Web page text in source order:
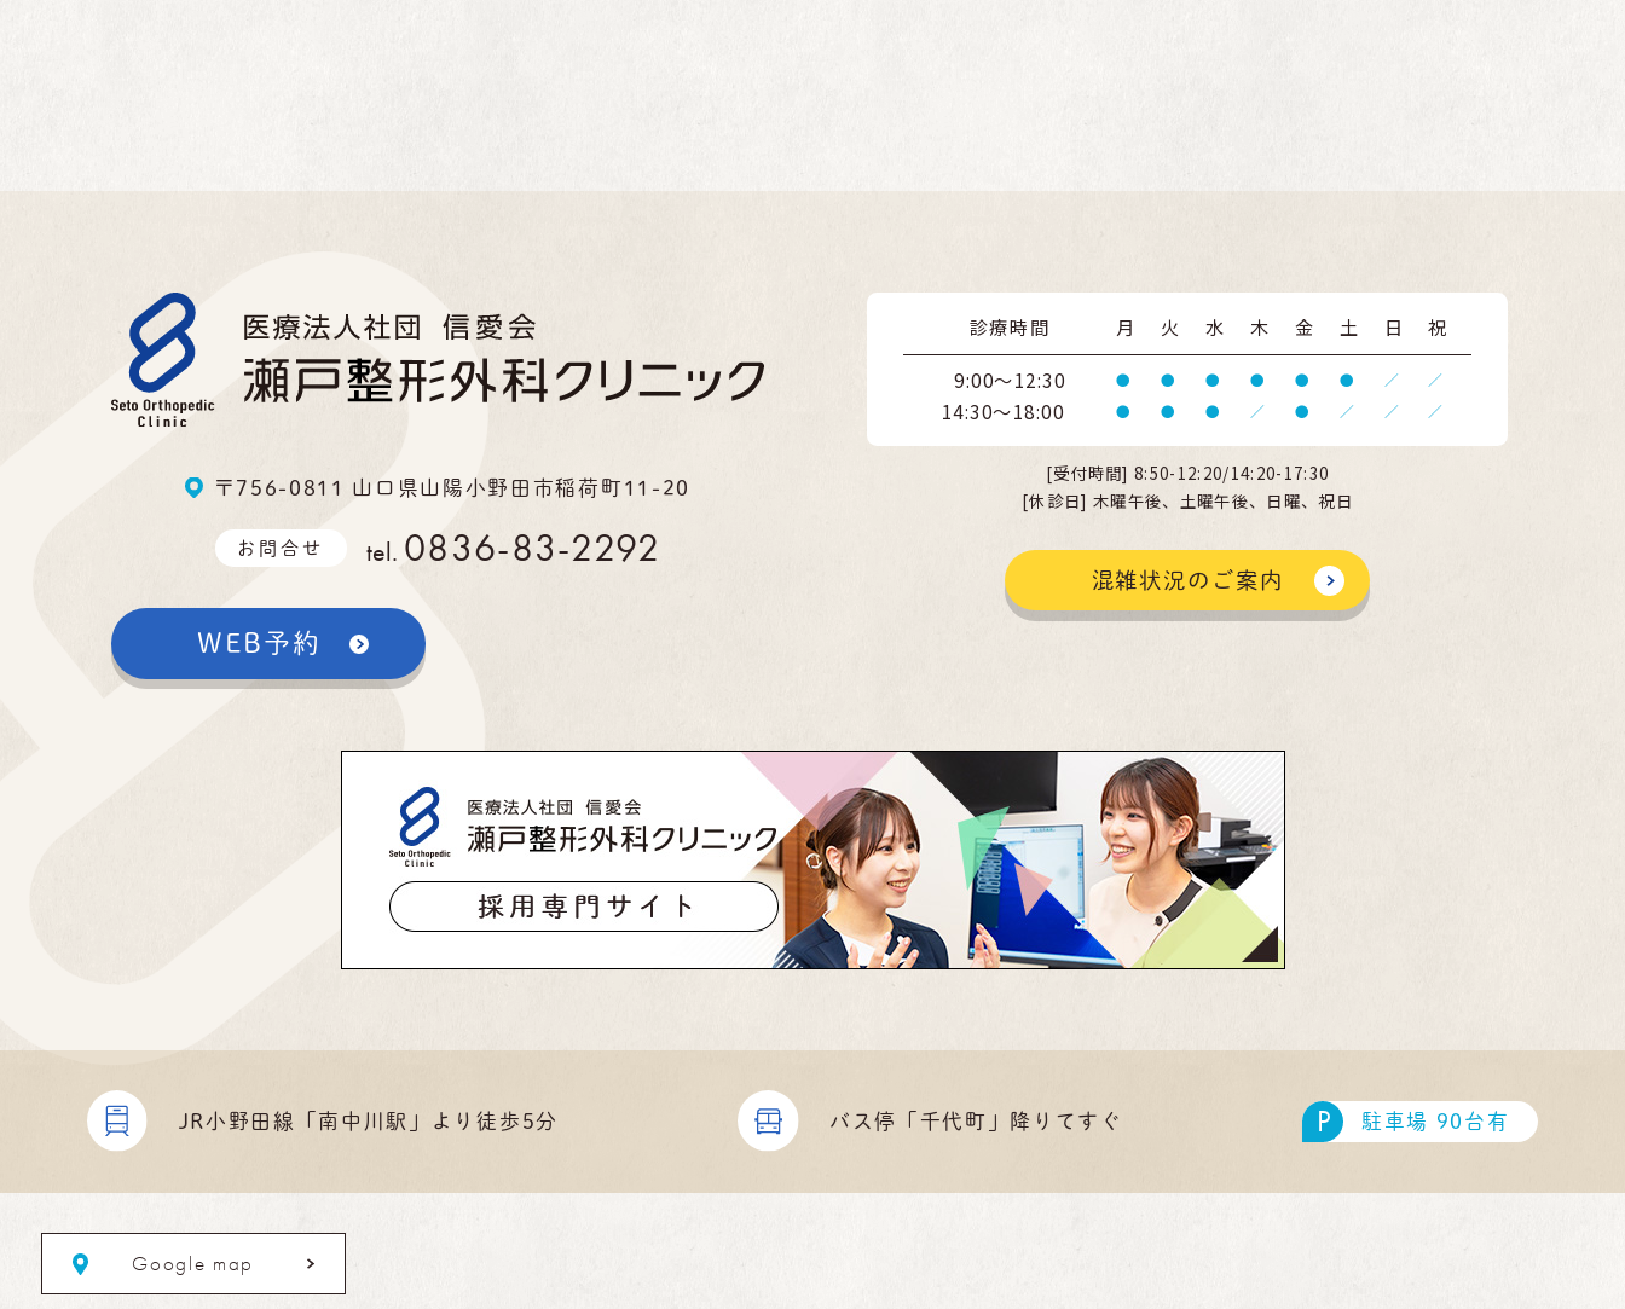
〒756-0811 山口県山陽小野田市稲荷町11-20
お問合せ tel. 0836-83-2292
WEB予約
診療時間 月 火 水 木 金 土 日
祝
9:00～12:30
● ● ● ● ● ● ／ ／
14:30～18:00 ● ● ● ／ ● ／ ／ ／
[受付時間] 8:50-12:20/14:20-17:30
[休診日] 木曜午後、土曜午後、日曜、祝日
混雑状況のご案内
JR小野田線 「南中川駅」より徒歩5分 バス停「千代町」 降りてすぐ P 駐車場 90台有
Google map